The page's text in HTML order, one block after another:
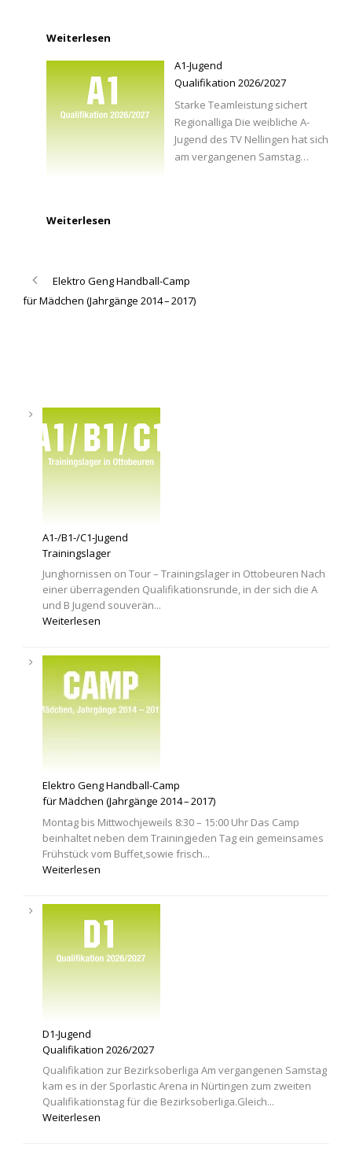
Weiterlesen
A1-Jugend
Qualifikation 2026/2027
Starke Teamleistung sichert
Regionalliga Die weibliche A-
Jugend des TV Nellingen hat sich
am vergangenen Samstag…
Weiterlesen
Elektro Geng Handball-Camp
für Mädchen (Jahrgänge 2014 – 2017)
A1-/B1-/C1-Jugend
Trainingslager
Junghornissen on Tour – Trainingslager in Ottobeuren Nach
einer überragenden Qualifikationsrunde, in der sich die A
und B Jugend souverän...
Weiterlesen
Elektro Geng Handball-Camp
für Mädchen (Jahrgänge 2014 – 2017)
Montag bis Mittwochjeweils 8:30 – 15:00 Uhr Das Camp
beinhaltet neben dem Trainingjeden Tag ein gemeinsames
Frühstück vom Buffet,sowie frisch...
Weiterlesen
D1-Jugend
Qualifikation 2026/2027
Qualifikation zur Bezirksoberliga Am vergangenen Samstag
kam es in der Sporlastic Arena in Nürtingen zum zweiten
Qualifikationstag für die Bezirksoberliga.Gleich...
Weiterlesen